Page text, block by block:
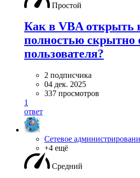
Простой
Как в VBA открыть
полностью скрытно
пользователя?
2 подписчика
04 дек. 2025
337 просмотров
1
ответ
Сетевое
+4 ещё
Средний